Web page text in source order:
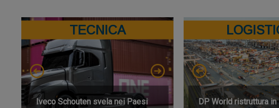
TECNICA
Iveco Schouten svela nei Paesi
DP World ristruttura in